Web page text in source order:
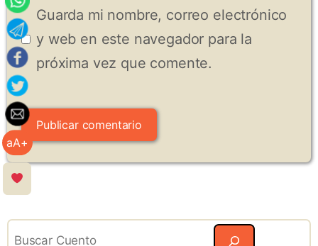
aA+
Guarda mi nombre, correo electrónico
y web en este navegador para la
próxima vez que comente.